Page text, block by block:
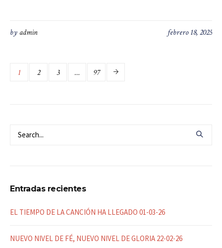
febrero 18, 2025
by admin
1 2 3 … 97
Entradas recientes
EL TIEMPO DE LA CANCIÓN HA LLEGADO 01-03-26
NUEVO NIVEL DE FÉ, NUEVO NIVEL DE GLORIA 22-02-26